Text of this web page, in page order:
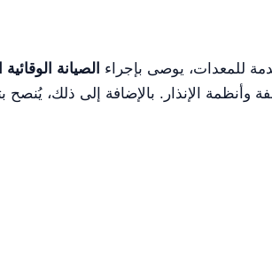
للمعدات، يوصى بإجراء الصيانة